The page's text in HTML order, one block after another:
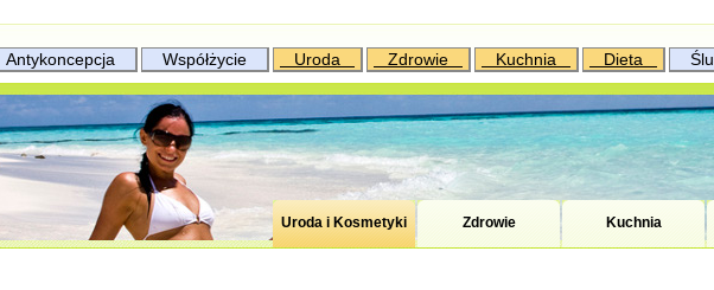
Antykoncepcja Współżycie Uroda Zdrowie Kuchnia Dieta
Uroda i Kosmetyki Zdrowie Kuchnia